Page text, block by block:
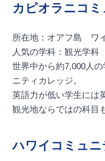
カピオラニコ
所在地：オアフ島 ワ
人気の学科：観光学
世界中から約7,000人
ニティカレッジ。
英語力が低い学生には
観光地ならではの科目
ハワイコミュ